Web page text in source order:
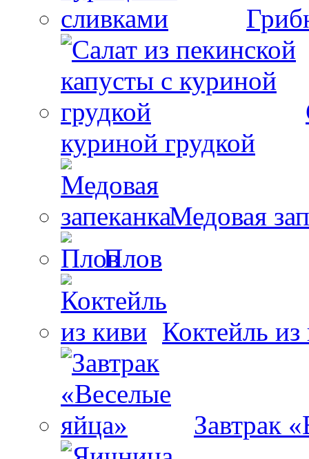
куриной грудкой
Медовая
Плов
Коктейль из
Завтрак